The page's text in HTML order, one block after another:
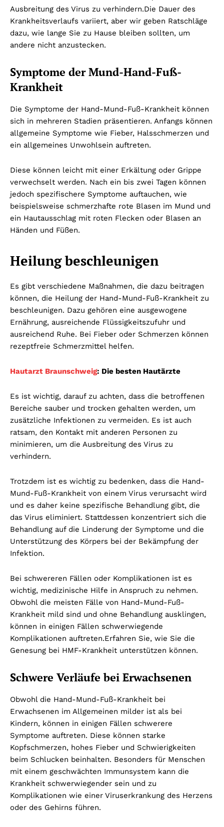
Ausbreitung des Virus zu verhindern.Die Dauer des
Krankheitsverlaufs variiert, aber wir geben Ratschläge
dazu, wie lange Sie zu Hause bleiben sollten, um
andere nicht anzustecken.
Symptome der Mund-Hand-Fuß-
Krankheit
Die Symptome der Hand-Mund-Fuß-Krankheit können
sich in mehreren Stadien präsentieren. Anfangs können
allgemeine Symptome wie Fieber, Halsschmerzen und
ein allgemeines Unwohlsein auftreten.
Diese können leicht mit einer Erkältung oder Grippe
verwechselt werden. Nach ein bis zwei Tagen können
jedoch spezifischere Symptome auftauchen, wie
beispielsweise schmerzhafte rote Blasen im Mund und
ein Hautausschlag mit roten Flecken oder Blasen an
Händen und Füßen.
Heilung beschleunigen
Es gibt verschiedene Maßnahmen, die dazu beitragen
können, die Heilung der Hand-Mund-Fuß-Krankheit zu
beschleunigen. Dazu gehören eine ausgewogene
Ernährung, ausreichende Flüssigkeitszufuhr und
ausreichend Ruhe. Bei Fieber oder Schmerzen können
rezeptfreie Schmerzmittel helfen.
Hautarzt Braunschweig: Die besten Hautärzte
Es ist wichtig, darauf zu achten, dass die betroffenen
Bereiche sauber und trocken gehalten werden, um
zusätzliche Infektionen zu vermeiden. Es ist auch
ratsam, den Kontakt mit anderen Personen zu
minimieren, um die Ausbreitung des Virus zu
verhindern.
Trotzdem ist es wichtig zu bedenken, dass die Hand-
Mund-Fuß-Krankheit von einem Virus verursacht wird
und es daher keine spezifische Behandlung gibt, die
das Virus eliminiert. Stattdessen konzentriert sich die
Behandlung auf die Linderung der Symptome und die
Unterstützung des Körpers bei der Bekämpfung der
Infektion.
Bei schwereren Fällen oder Komplikationen ist es
wichtig, medizinische Hilfe in Anspruch zu nehmen.
Obwohl die meisten Fälle von Hand-Mund-Fuß-
Krankheit mild sind und ohne Behandlung ausklingen,
können in einigen Fällen schwerwiegende
Komplikationen auftreten.Erfahren Sie, wie Sie die
Genesung bei HMF-Krankheit unterstützen können.
Schwere Verläufe bei Erwachsenen
Obwohl die Hand-Mund-Fuß-Krankheit bei
Erwachsenen im Allgemeinen milder ist als bei
Kindern, können in einigen Fällen schwerere
Symptome auftreten. Diese können starke
Kopfschmerzen, hohes Fieber und Schwierigkeiten
beim Schlucken beinhalten. Besonders für Menschen
mit einem geschwächten Immunsystem kann die
Krankheit schwerwiegender sein und zu
Komplikationen wie einer Viruserkrankung des Herzens
oder des Gehirns führen.